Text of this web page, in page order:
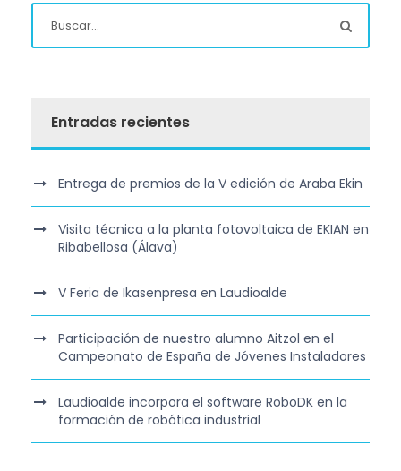
Entradas recientes
Entrega de premios de la V edición de Araba Ekin
Visita técnica a la planta fotovoltaica de EKIAN en
Ribabellosa (Álava)
V Feria de Ikasenpresa en Laudioalde
Participación de nuestro alumno Aitzol en el
Campeonato de España de Jóvenes Instaladores
Laudioalde incorpora el software RoboDK en la
formación de robótica industrial